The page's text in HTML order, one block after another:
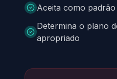
Aceita como padrão
Determina o plano
apropriado